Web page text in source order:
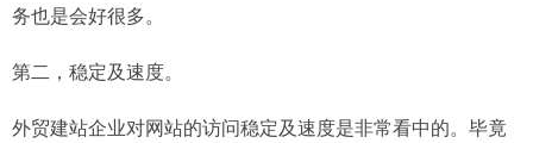
务也是会好很多。
第二，稳定及速度。
外贸建站企业对网站的访问稳定及速度是非常看中的。毕竟